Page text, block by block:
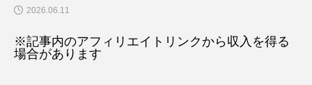
2026.06.11
※記事内のアフィリエイトリンクから収入を得る
場合があります